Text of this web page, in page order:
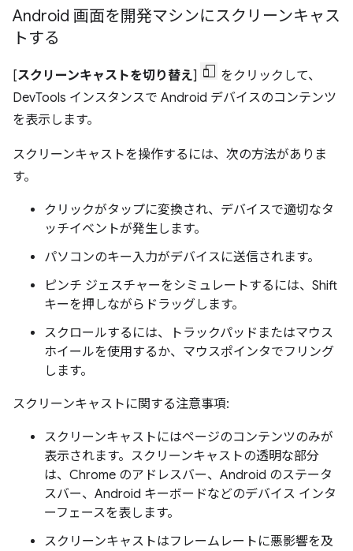
Android 画面を開発マシンにスクリーンキャス
トする
[スクリーンキャストを切り替え]
をクリックして、
DevTools インスタンスで Android デバイスのコンテンツ
を表示します。
スクリーンキャストを操作するには、次の方法がありま
す。
クリックがタップに変換され、デバイスで適切なタ
ッチイベントが発生します。
パソコンのキー入力がデバイスに送信されます。
ピンチ ジェスチャーをシミュレートするには、Shift
キーを押しながらドラッグします。
スクロールするには、トラックパッドまたはマウス
ホイールを使用するか、マウスポインタでフリング
します。
スクリーンキャストに関する注意事項:
スクリーンキャストにはページのコンテンツのみが
表示されます。スクリーンキャストの透明な部分
は、Chrome のアドレスバー、Android のステータ
スバー、Android キーボードなどのデバイス インタ
ーフェースを表します。
スクリーンキャストはフレームレートに悪影響を及